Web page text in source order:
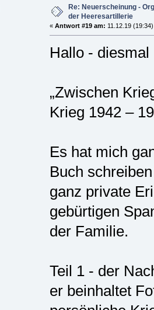
Re: Neuerscheinung -
der Heeresartillerie
« Antwort #19 am: 11.12.19
Hallo -
„Zwischen
Krieg 1942 –
Es hat mich
Buch
ganz private
gebürtigen
der Familie.
Teil 1 - der
er beinhaltet